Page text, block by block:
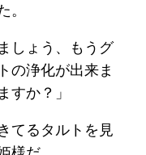
。
しょう、もうグ
の浄化が出来ま
すか？」
てるタルトを見